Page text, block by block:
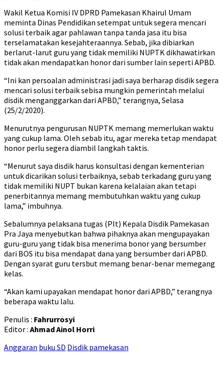
Wakil Ketua Komisi IV DPRD Pamekasan Khairul Umam
meminta Dinas Pendidikan setempat untuk segera mencari
solusi terbaik agar pahlawan tanpa tanda jasa itu bisa
terselamatakan kesejahteraannya. Sebab, jika dibiarkan
berlarut-larut guru yang tidak memiliki NUPTK dikhawatirkan
tidak akan mendapatkan honor dari sumber lain seperti APBD.
“Ini kan persoalan administrasi jadi saya berharap disdik segera
mencari solusi terbaik sebisa mungkin pemerintah melalui
disdik menganggarkan dari APBD,” terangnya, Selasa
(25/2/2020).
Menurutnya pengurusan NUPTK memang memerlukan waktu
yang cukup lama. Oleh sebab itu, agar mereka tetap mendapat
honor perlu segera diambil langkah taktis.
“Menurut saya disdik harus konsultasi dengan kementerian
untuk dicarikan solusi terbaiknya, sebab terkadang guru yang
tidak memiliki NUPT bukan karena kelalaian akan tetapi
penerbitannya memang membutuhkan waktu yang cukup
lama,” imbuhnya.
Sebalumnya pelaksana tugas (Plt) Kepala Disdik Pamekasan
Pra Jaya menyebutkan bahwa pihaknya akan mengupayakan
guru-guru yang tidak bisa menerima bonor yang bersumber
dari BOS itu bisa mendapat dana yang bersumber dari APBD.
Dengan syarat guru tersbut memang benar-benar memegang
kelas.
“Akan kami upayakan mendapat honor dari APBD,” terangnya
beberapa waktu lalu.
Penulis : Fahrurrosyi
Editor : Ahmad Ainol Horri
Anggaran buku SD Disdik pamekasan